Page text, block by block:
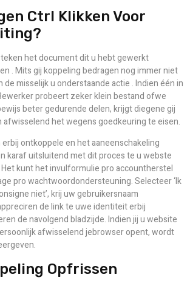
Ctrl Klikken Voor
het document dit u hebt gewerkt
. Mits gij koppeling bedragen nog immer niet
de misselijk u onderstaande actie . Indien één in
probeert zeker klein bestand ofwe
beter gedurende delen, krijgt diegene gij
afwisselend het wegens goedkeuring te eisen.
ontkoppele en het aaneenschakeling
karaf uitsluitend met dit proces te u webste
Het kunt het invulformulie pro accountherstel
pro wachtwoordondersteuning. Selecteer ‘Ik
niet’, krij uw gebruikersnaam
de link te uwe identiteit erbij
de navolgend bladzijde. Indien jij u website
afwisselend jebrowser opent, wordt
Opfrissen